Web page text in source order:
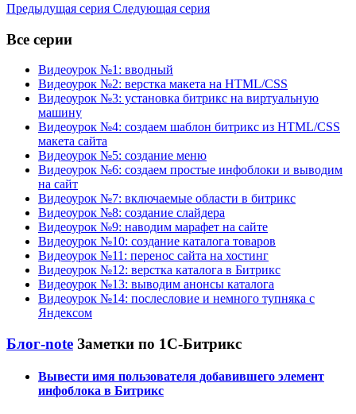
Предыдущая серия Следующая серия
Все серии
Видеоурок №1: вводный
Видеоурок №2: верстка макета на HTML/CSS
Видеоурок №3: установка битрикс на виртуальную
машину
Видеоурок №4: создаем шаблон битрикс из HTML/CSS
макета сайта
Видеоурок №5: создание меню
Видеоурок №6: создаем простые инфоблоки и выводим
на сайт
Видеоурок №7: включаемые области в битрикс
Видеоурок №8: создание слайдера
Видеоурок №9: наводим марафет на сайте
Видеоурок №10: создание каталога товаров
Видеоурок №11: перенос сайта на хостинг
Видеоурок №12: верстка каталога в Битрикс
Видеоурок №13: выводим анонсы каталога
Видеоурок №14: послесловие и немного тупняка с
Яндексом
Блог-note Заметки по 1С-Битрикс
Вывести имя пользователя добавившего элемент
инфоблока в Битрикс